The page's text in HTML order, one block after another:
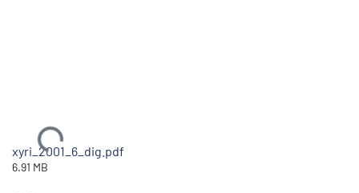
Ladataan...
xyri_2001_6_dig.pdf
6.91 MB